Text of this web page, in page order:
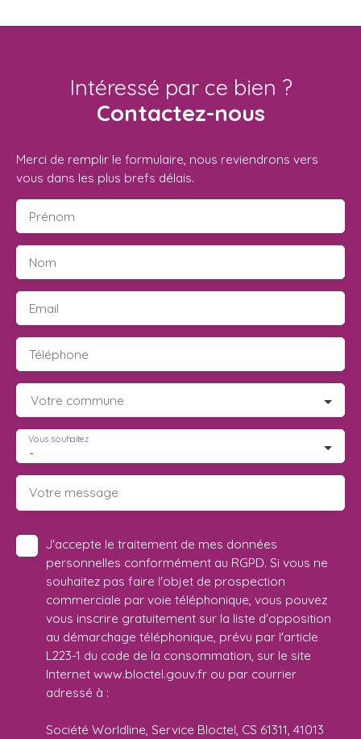
Intéressé par ce bien ?
Contactez-nous
Merci de remplir le formulaire, nous reviendrons vers
vous dans les plus brefs délais.
Prénom
Nom
Email
Téléphone
Votre commune
-
Vous souhaitez
Votre message
J'accepte le traitement de mes données
personnelles conformément au RGPD. Si vous ne
souhaitez pas faire l'objet de prospection
commerciale par voie téléphonique, vous pouvez
vous inscrire gratuitement sur la liste d'opposition
au démarchage téléphonique, prévu par l'article
L223-1 du code de la consommation, sur le site
Internet www.bloctel.gouv.fr ou par courrier
adressé à :
Société Worldline, Service Bloctel, CS 61311, 41013